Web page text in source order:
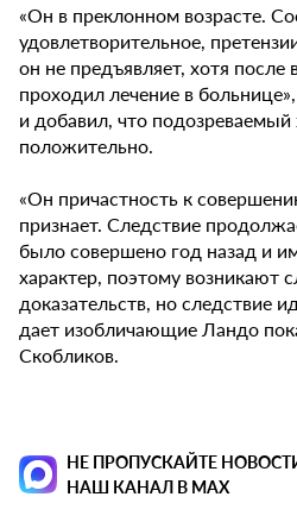
«Он в преклонном возрасте.
удовлетворительное,
он не предъявляет, хотя
проходил лечение в
и добавил, что подозреваемый
положительно.
«Он причастность к
признает. Следствие
было совершено год назад и
характер, поэтому возникают
доказательств, но следствие
дает изобличающие Ландо
Скобликов.
НЕ ПРОПУСКАЙТЕ
НАШ КАНАЛ В MAX